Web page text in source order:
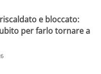
e bloccato:
per farlo tornare a